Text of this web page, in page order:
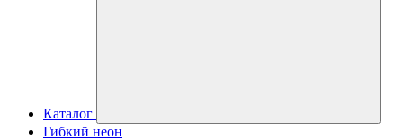
Каталог
Гибкий неон